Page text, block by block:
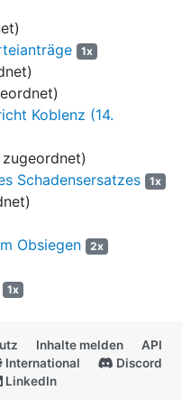
sowie Wasch-, Putz- und
drehenden Konsumgüter“
und vertreiben sie
Drogeriemärkte und
sie wiederum an die
mit ihren einzelnen
und die Zedenten
BBB+R(Bl. 35),
Kaufvertrag (die
umfasst.
im Herbst und wurden
Bruttolistenpreis-Listen
hinaus Nachlässe bzw.
Produktkategorien,
Umsatzvolumen oder
1x
Koblenz (14.
Schadensersatzes
1x
Obsiegen 2x
1x
Inhalte melden
API
International
Discord
LinkedIn